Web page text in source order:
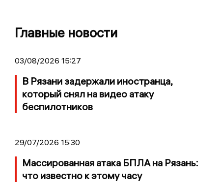
Главные новости
03/08/2026 15:27
В Рязани задержали иностранца,
который снял на видео атаку
беспилотников
29/07/2026 15:30
Массированная атака БПЛА на Рязань:
что известно к этому часу